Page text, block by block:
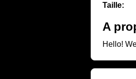
Taille:
A
Hello!